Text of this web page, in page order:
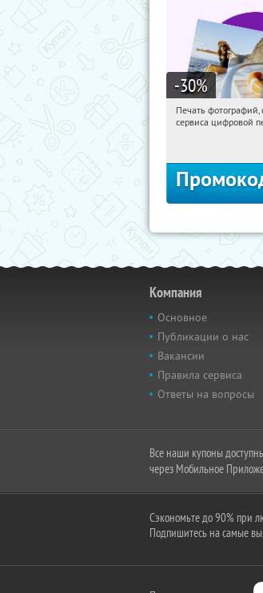
-30%
18:34:16
Печать фотографий,
сервиса цифровой
Компания
Основное
Публикации о нас
Вакансии
Правила сервиса
Ответы на вопросы
Все наши купоны
через Мобильное
Сэкономьте до 90% при
Подпишитесь на самые